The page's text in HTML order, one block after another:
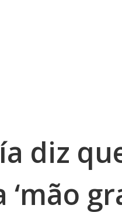
diz